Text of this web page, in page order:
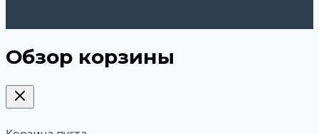
Обзор корзины